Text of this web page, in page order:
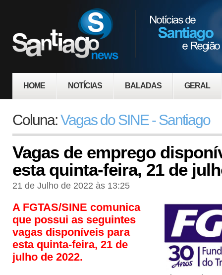
HOME NOTÍCIAS BALADAS GERAL
Coluna:Vagas do SINE - Santiago
Vagas de emprego
esta quinta-feira, 21 de
21 de Julho de 2022 às 13:25
A FGTAS/SINE comunica
que possui as seguintes
vagas disponíveis para
esta quinta-feira, 21 de
julho de 2022.